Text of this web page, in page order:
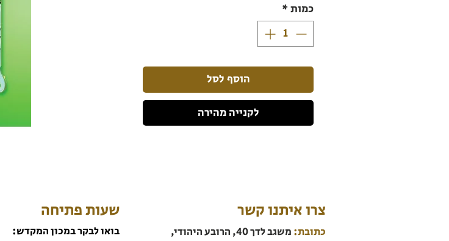
כמות*
הוסף לסל
לקנייה מהירה
שעות פתיחה
בואו לבקר במכון המקדש:
צרו איתנו קשר
כתובת:
משגב לדך 40, הרובע היהודי,